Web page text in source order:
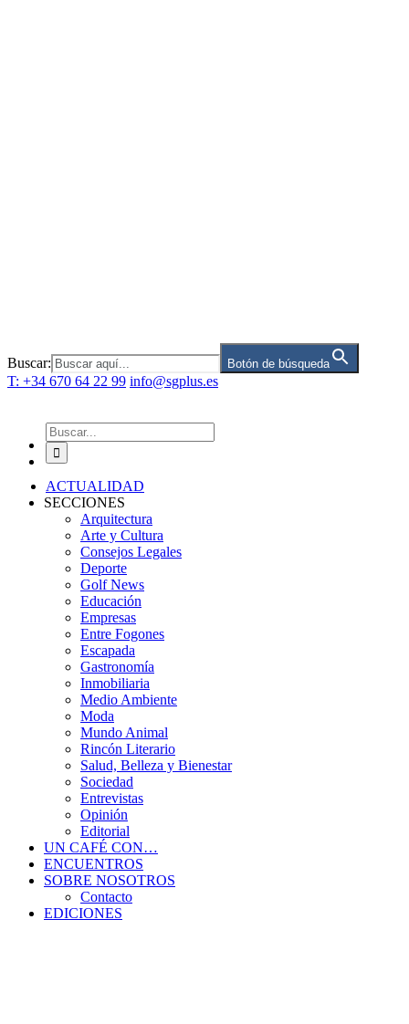
Buscar: Botón de búsqueda
T: +34 670 64 22 99 info@sgplus.es
Buscar:
ACTUALIDAD
SECCIONES
Arquitectura
Arte y Cultura
Consejos Legales
Deporte
Golf News
Educación
Empresas
Entre Fogones
Escapada
Gastronomía
Inmobiliaria
Medio Ambiente
Moda
Mundo Animal
Rincón Literario
Salud, Belleza y Bienestar
Sociedad
Entrevistas
Opinión
Editorial
UN CAFÉ CON…
ENCUENTROS
SOBRE NOSOTROS
Contacto
EDICIONES